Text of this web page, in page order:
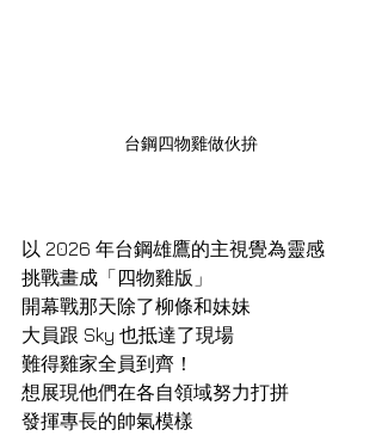
台鋼四物雞做伙拚
以 2026 年台鋼雄鷹的主視覺為靈感
挑戰畫成「四物雞版」
開幕戰那天除了柳條和妹妹
大員跟 Sky 也抵達了現場
難得雞家全員到齊！
想展現他們在各自領域努力打拼
發揮專長的帥氣模樣